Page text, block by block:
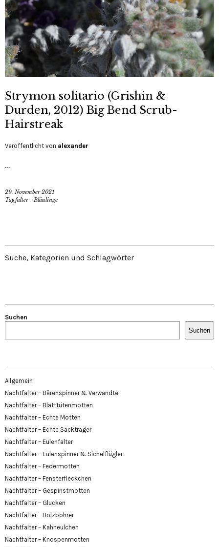
Strymon solitario (Grishin &
Durden, 2012) Big Bend Scrub-
Hairstreak
Veröffentlicht von alexander
…
29. November 2021
Tagfalter - Bläulinge
Suche, Kategorien und Schlagwörter
Suchen
Suchen
Allgemein
Nachtfalter – Bärenspinner & Verwandte
Nachtfalter – Blatttütenmotten
Nachtfalter – Echte Motten
Nachtfalter – Echte Sackträger
Nachtfalter – Eulenfalter
Nachtfalter – Eulenspinner & Sichelflügler
Nachtfalter – Federmotten
Nachtfalter – Fensterfleckchen
Nachtfalter – Gespinstmotten
Nachtfalter – Glucken
Nachtfalter – Holzbohrer
Nachtfalter – Kahneulchen
Nachtfalter – Knospenmotten